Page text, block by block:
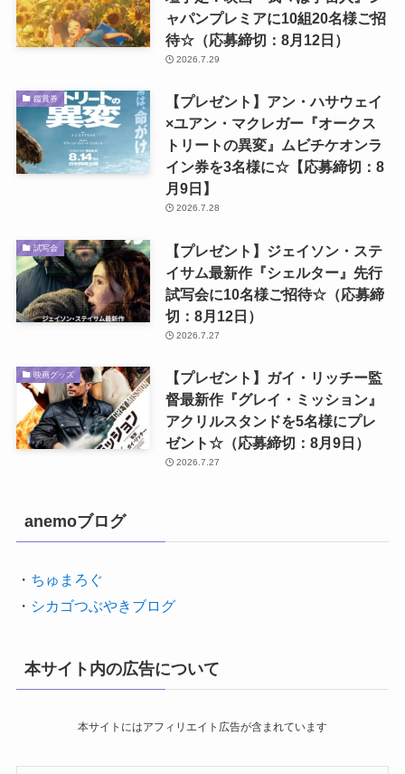
ャパンプレミアに10組20名様ご招
待☆（応募締切：8月12日）
2026.7.29
鑑賞券
【プレゼント】アン・ハサウェイ
×ユアン・マクレガー『オークス
トリートの異変』ムビチケオンラ
イン券を3名様に☆【応募締切：8
月9日】
2026.7.28
試写会
【プレゼント】ジェイソン・ステ
イサム最新作『シェルター』先行
試写会に10名様ご招待☆（応募締
切：8月12日）
2026.7.27
映画グッズ
【プレゼント】ガイ・リッチー監
督最新作『グレイ・ミッション』
アクリルスタンドを5名様にプレ
ゼント☆（応募締切：8月9日）
2026.7.27
anemoブログ
・ ちゅまろぐ
・ シカゴつぶやきブログ
本サイト内の広告について
本サイトにはアフィリエイト広告が含まれています